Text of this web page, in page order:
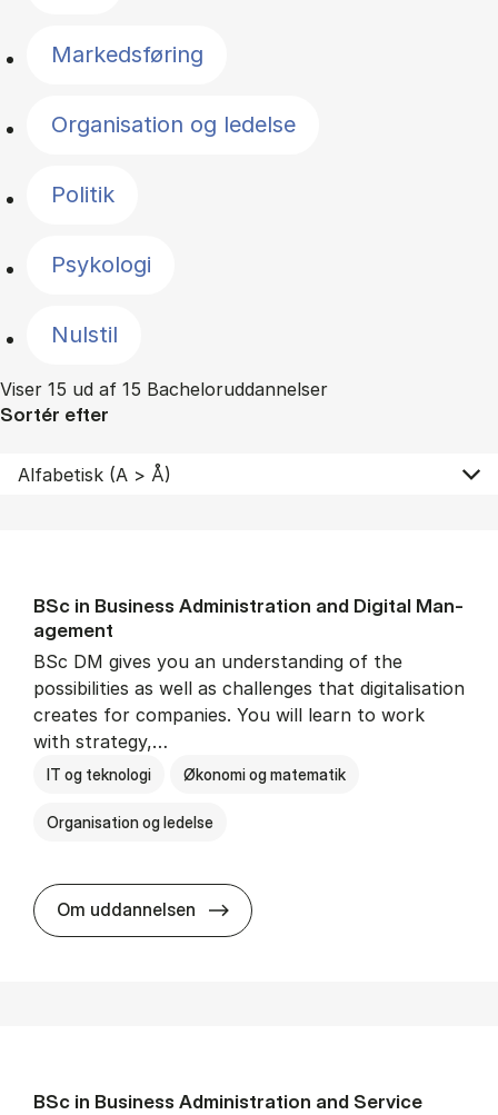
Markedsføring
Organisation og ledelse
Politik
Psykologi
Nulstil
Viser 15 ud af 15 Bacheloruddannelser
Sortér efter
BSc in Busi­ness Ad­min­is­tra­tion and Di­git­al Man­
age­ment
BSc DM gives you an understanding of the
possibilities as well as challenges that digitalisation
creates for companies. You will learn to work
with strategy,…
IT og teknologi Økonomi og matematik
Organisation og ledelse
Om uddannelsen BSc in Busi­ness Ad­min­is­tra­tion
BSc in Busi­ness Ad­min­is­tra­tion and Ser­vice